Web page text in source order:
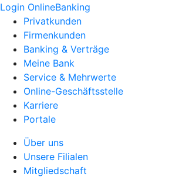
Login OnlineBanking
Privatkunden
Firmenkunden
Banking & Verträge
Meine Bank
Service & Mehrwerte
Online-Geschäftsstelle
Karriere
Portale
Über uns
Unsere Filialen
Mitgliedschaft